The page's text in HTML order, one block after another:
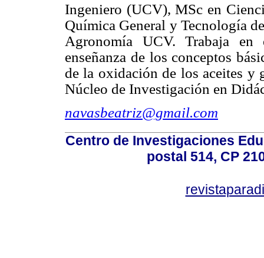
Ingeniero (UCV), MSc en
Química General y Tecnología
Agronomía UCV. Trabaja
enseñanza de los conceptos
de la oxidación de los aceites y
Núcleo de Investigación en
navasbeatriz@gmail.com
Centro de Investigaciones
postal 514, CP